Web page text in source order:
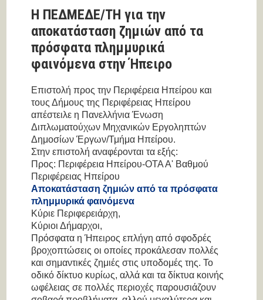
Η ΠΕΔΜΕΔΕ/ΤΗ για την
αποκατάσταση ζημιών από τα
πρόσφατα πλημμυρικά
φαινόμενα στην Ήπειρο
Επιστολή προς την Περιφέρεια Ηπείρου και
τους Δήμους της Περιφέρειας Ηπείρου
απέστειλε η Πανελλήνια Ένωση
Διπλωματούχων Μηχανικών Εργοληπτών
Δημοσίων Έργων/Τμήμα Ηπείρου.
Στην επιστολή αναφέρονται τα εξής:
Προς: Περιφέρεια Ηπείρου-ΟΤΑ Α' Βαθμού
Περιφέρειας Ηπείρου
Αποκατάσταση ζημιών από τα πρόσφατα
πλημμυρικά φαινόμενα
Κύριε Περιφερειάρχη,
Κύριοι Δήμαρχοι,
Πρόσφατα η Ήπειρος επλήγη από σφοδρές
βροχοπτώσεις οι οποίες προκάλεσαν πολλές
και σημαντικές ζημιές στις υποδομές της. Το
οδικό δίκτυο κυρίως, αλλά και τα δίκτυα κοινής
ωφέλειας σε πολλές περιοχές παρουσιάζουν